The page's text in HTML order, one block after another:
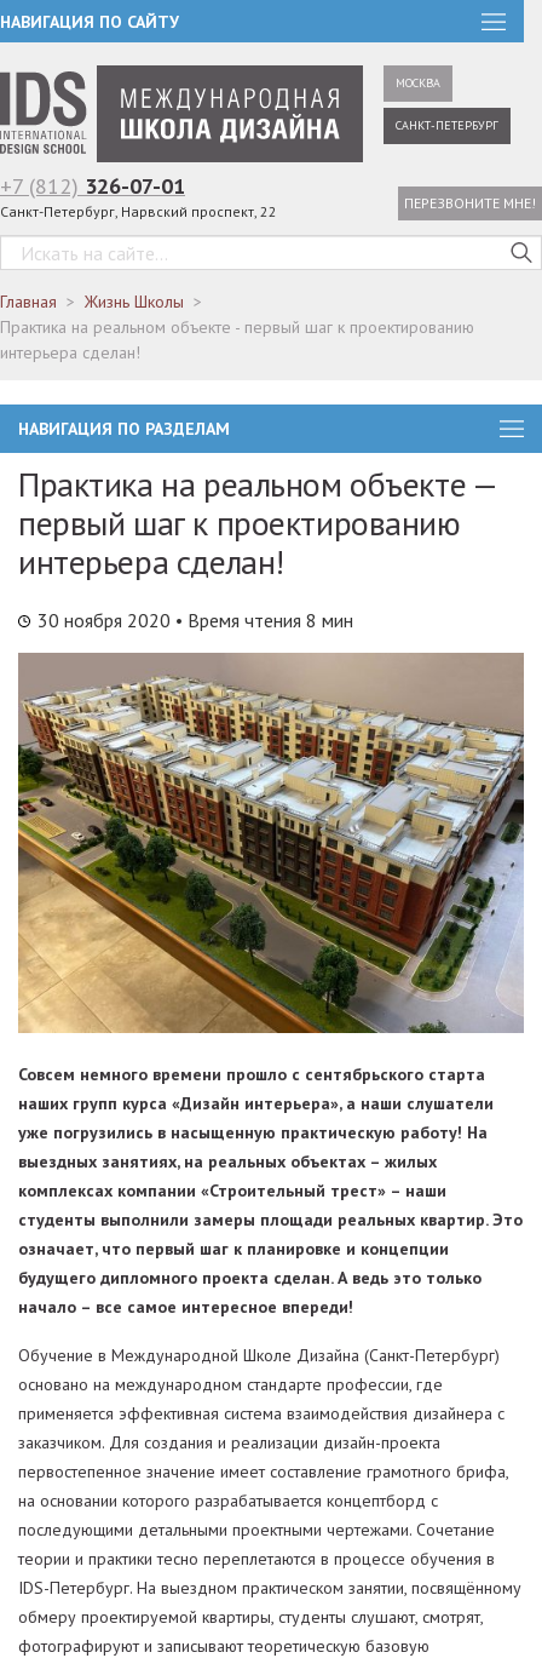
НАВИГАЦИЯ ПО САЙТУ
МОСКВА
САНКТ-ПЕТЕРБУРГ
+7 (812) 326-07-01
Санкт-Петербург, Нарвский проспект, 22 ПЕРЕЗВОНИТЕ МНЕ!
Главная
Жизнь Школы
Практика на реальном объекте - первый шаг к проектированию
интерьера сделан!
НАВИГАЦИЯ ПО РАЗДЕЛАМ
Практика на реальном объекте —
первый шаг к проектированию
интерьера сделан!
30 ноября 2020 • Время чтения 8 мин
Совсем немного времени прошло с сентябрьского старта
наших групп курса «Дизайн интерьера», а наши слушатели
уже погрузились в насыщенную практическую работу! На
выездных занятиях, на реальных объектах – жилых
комплексах компании «Строительный трест» – наши
студенты выполнили замеры площади реальных квартир. Это
означает, что первый шаг к планировке и концепции
будущего дипломного проекта сделан. А ведь это только
начало – все самое интересное впереди!
Обучение в Международной Школе Дизайна (Санкт-Петербург)
основано на международном стандарте профессии, где
применяется эффективная система взаимодействия дизайнера с
заказчиком. Для создания и реализации дизайн-проекта
первостепенное значение имеет составление грамотного брифа,
на основании которого разрабатывается концептборд с
последующими детальными проектными чертежами. Сочетание
теории и практики тесно переплетаются в процессе обучения в
IDS-Петербург. На выездном практическом занятии, посвящённому
обмеру проектируемой квартиры, студенты слушают, смотрят,
фотографируют и записывают теоретическую базовую